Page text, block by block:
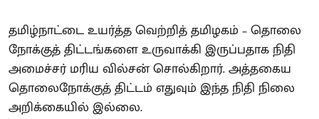
தமிழ்நாட்டை உயர்த்த வெற்றித் தமிழகம் – தொலை
நோக்குத் திட்டங்களை உருவாக்கி இருப்பதாக நிதி
அமைச்சர் மரிய வில்சன் சொல்கிறார். அத்தகைய
தொலைநோக்குத் திட்டம் எதுவும் இந்த நிதி நிலை
அறிக்கையில் இல்லை.